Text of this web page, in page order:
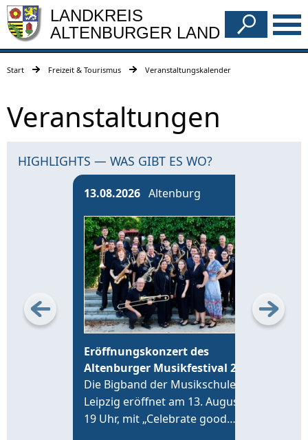
LANDKREIS
ALTENBURGER LAND
Start Freizeit & Tourismus Veranstaltungskalender
Veranstaltungen
HIGHLIGHTS — WAS GIBT ES WO?
13.08.2026 Altenburg
Eröffnungskonzert des
Altenburger Musikfestival 2026
Die Bigband der Musikschule
Leipzig eröffnet am 13. August,
19 Uhr, mit „Celebrate good